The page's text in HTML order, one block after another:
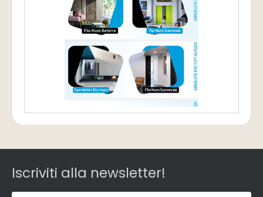
Iscriviti alla newsletter!